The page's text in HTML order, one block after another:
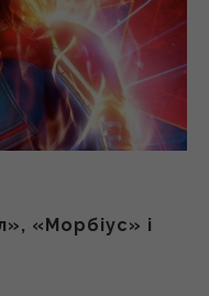
«Морбіус» і